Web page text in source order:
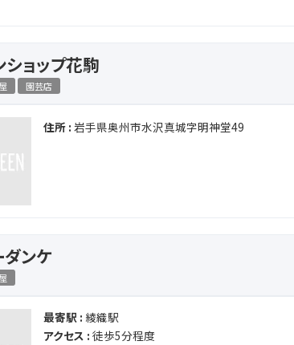
ショップ花駒
園芸店
住所 : 岩手県奥州市水沢真城字明神堂49
ダンケ
最寄駅 : 綾織駅
アクセス : 徒歩5分程度